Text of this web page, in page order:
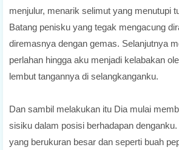
menjulur, menarik selimut yang menutupi
Batang penisku yang tegak mengacung
diremasnya dengan gemas. Selanjutnya
perlahan hingga aku menjadi kelabakan
lembut tangannya di selangkanganku.
Dan sambil melakukan itu Dia mulai
sisiku dalam posisi berhadapan
yang berukuran besar dan seperti buah